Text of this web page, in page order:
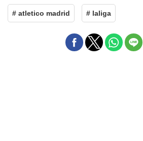
# atletico madrid # laliga